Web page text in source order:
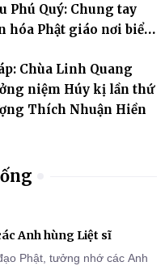
Phú Quý: Chung tay
hóa Phật giáo nơi biển
Chùa Linh Quang
niệm Húy kị lần thứ
Thích Nhuận Hiền
Anh hùng Liệt sĩ
Phật, tưởng nhớ các Anh